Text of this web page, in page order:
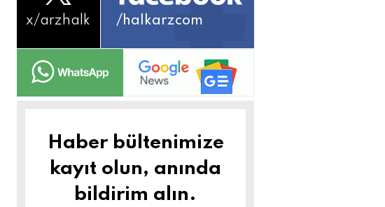
x/arzhalk /halkarzcom
Haber bültenimize
kayıt olun, anında
bildirim alın.